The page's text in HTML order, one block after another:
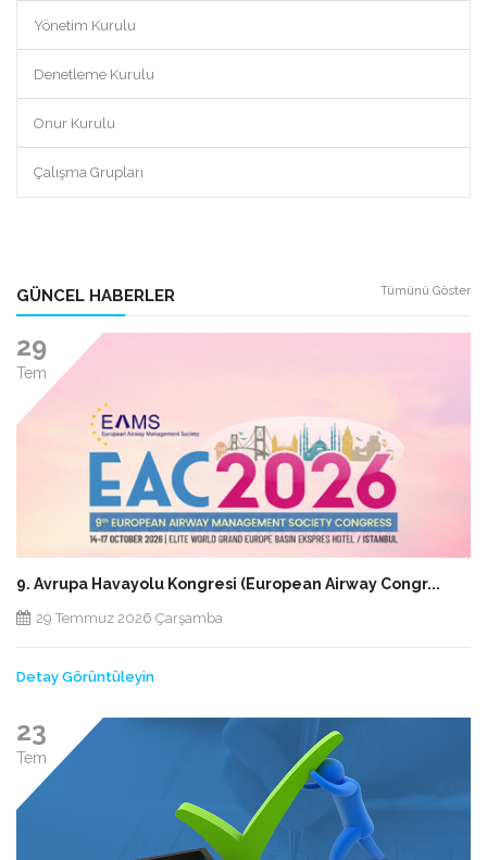
Yönetim Kurulu
Denetleme Kurulu
Onur Kurulu
Çalışma Grupları
GÜNCEL HABERLER Tümünü Göster
29
Tem
9. Avrupa Havayolu Kongresi (European Airway Congr...
29 Temmuz 2026 Çarşamba
Detay Görüntüleyin
23
Tem